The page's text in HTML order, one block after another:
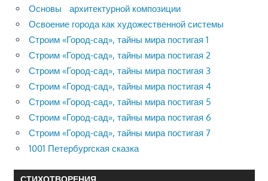
Основы архитектурной композиции
Освоение города как художественной системы
Строим «Город-сад», тайны мира постигая 1
Строим «Город-сад», тайны мира постигая 2
Строим «Город-сад», тайны мира постигая 3
Строим «Город-сад», тайны мира постигая 4
Строим «Город-сад», тайны мира постигая 5
Строим «Город-сад», тайны мира постигая 6
Строим «Город-сад», тайны мира постигая 7
1001 Петербургская сказка
СТИХОТВОРЕНИЯ